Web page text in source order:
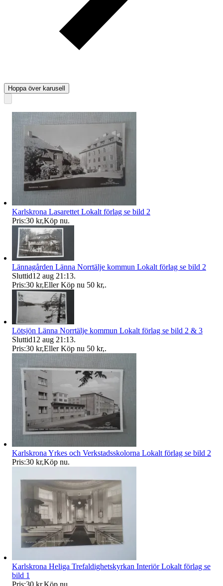
Hoppa över karusell
Karlskrona Lasarettet Lokalt förlag se bild 2
Pris:30 kr,Köp nu.
Lännagården Länna Norrtälje kommun Lokalt förlag se bild 2
Sluttid12 aug 21:13.
Pris:30 kr,Eller Köp nu 50 kr,.
Lötsjön Länna Norrtälje kommun Lokalt förlag se bild 2 & 3
Sluttid12 aug 21:13.
Pris:30 kr,Eller Köp nu 50 kr,.
Karlskrona Yrkes och Verkstadsskolorna Lokalt förlag se bild 2
Pris:30 kr,Köp nu.
Karlskrona Heliga Trefaldighetskyrkan Interiör Lokalt förlag se
bild 1